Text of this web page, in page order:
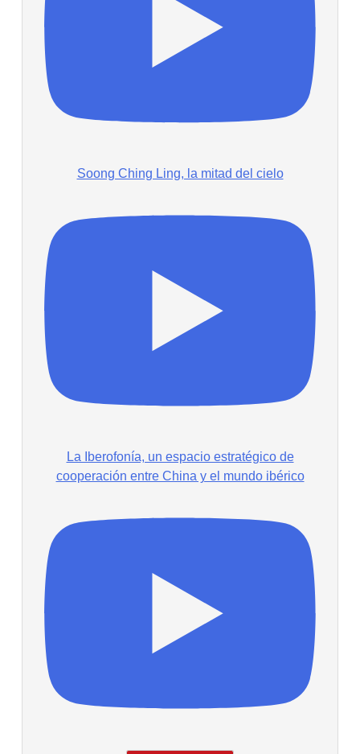
Soong Ching Ling, la mitad del cielo
La Iberofonía, un espacio estratégico de
cooperación entre China y el mundo ibérico